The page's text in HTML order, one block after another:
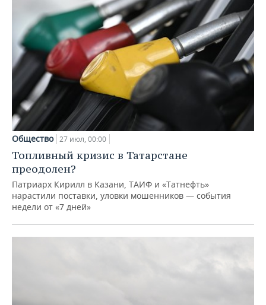
Общество 27 июл, 00:00
Топливный кризис в Татарстане
преодолен?
Патриарх Кирилл в Казани, ТАИФ и «Татнефть»
нарастили поставки, уловки мошенников — события
недели от «7 дней»